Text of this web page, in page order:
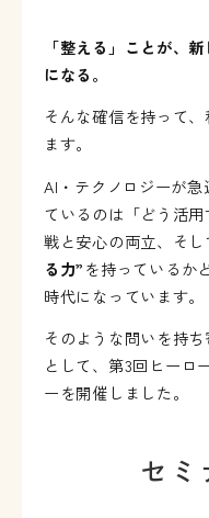
「整える」ことが、
になる。
そんな確信を持って
ます。
AI ・テクノロジーが
ているのは「どう活
戦と安心の両立、そ
る力”を持っているか
時代になっています。
そのような問いを持
として、第3回ヒーロ
ーを開催しました。
セミ